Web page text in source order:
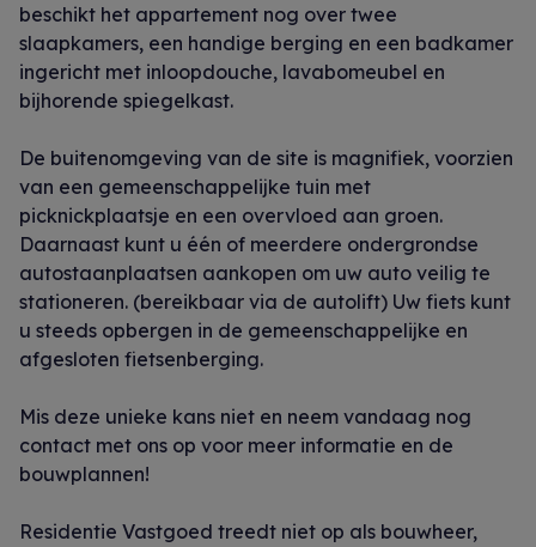
beschikt het appartement nog over twee
slaapkamers, een handige berging en een badkamer
ingericht met inloopdouche, lavabomeubel en
bijhorende spiegelkast.
De buitenomgeving van de site is magnifiek, voorzien
van een gemeenschappelijke tuin met
picknickplaatsje en een overvloed aan groen.
Daarnaast kunt u één of meerdere ondergrondse
autostaanplaatsen aankopen om uw auto veilig te
stationeren. (bereikbaar via de autolift) Uw fiets kunt
u steeds opbergen in de gemeenschappelijke en
afgesloten fietsenberging.
Mis deze unieke kans niet en neem vandaag nog
contact met ons op voor meer informatie en de
bouwplannen!
Residentie Vastgoed treedt niet op als bouwheer,